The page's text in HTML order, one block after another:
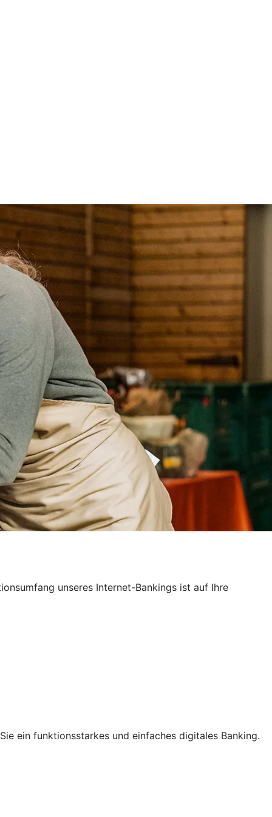
unseres Internet-Bankings ist auf Ihre
ein funktionsstarkes und einfaches digitales Banking.